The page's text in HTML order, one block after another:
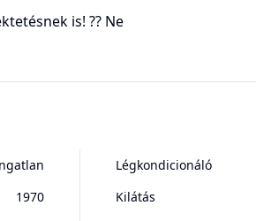
is! ?? Ne
1970
Légkondicionáló
Kilátás